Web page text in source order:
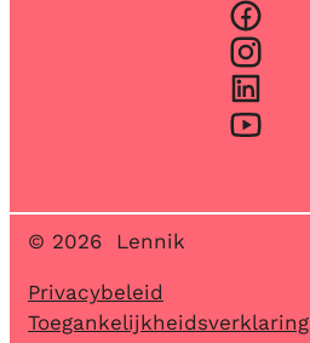
© 2026 Lennik
Privacybeleid
Toegankelijkheidsverklaring